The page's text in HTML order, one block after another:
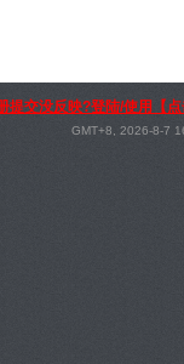
提交没反映?登陆/使用【
GMT+8, 2026-8-7